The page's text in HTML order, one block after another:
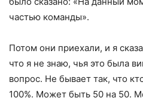
частью команды».
Потом они приехали, и я
что я не знаю, чья это была
вопрос. Не бывает так, что
100%. Может быть 50 на 50.